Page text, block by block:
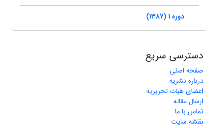
دوره 1 (1387)
دسترسی سریع
صفحه اصلی
درباره نشریه
اعضای هیات تحریریه
ارسال مقاله
تماس با ما
نقشه سایت